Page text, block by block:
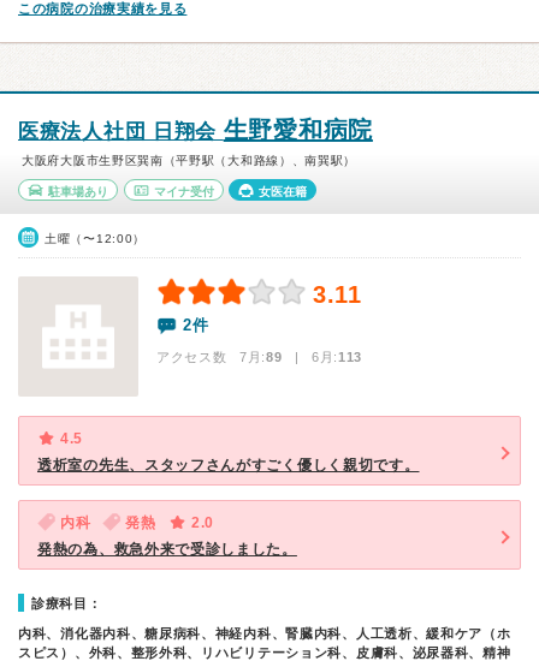
この病院の治療実績を見る
医療法人社団 日翔会 生野愛和病院
大阪府大阪市生野区巽南（平野駅（大和路線）、南巽駅）
駐車場あり マイナ受付 女医在籍
土曜（〜12:00）
3.11
2件
アクセス数 7月:89 | 6月:113
4.5
透析室の先生、スタッフさんがすごく優しく親切です。
内科 発熱
2.0
発熱の為、救急外来で受診しました。
診療科目：
内科、消化器内科、糖尿病科、神経内科、腎臓内科、人工透析、緩和ケア（ホ
スピス）、外科、整形外科、リハビリテーション科、皮膚科、泌尿器科、精神